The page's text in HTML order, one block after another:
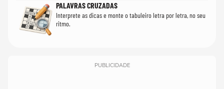
PALAVRAS CRUZADAS
Interprete as dicas e monte o tabuleiro letra por letra, no seu
ritmo.
PUBLICIDADE